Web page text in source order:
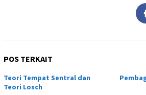
POS TERKAIT
Teori Tempat Sentral dan
Teori Losch